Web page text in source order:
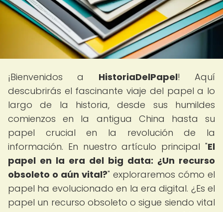
¡Bienvenidos a HistoriaDelPapel! Aquí
descubrirás el fascinante viaje del papel a lo
largo de la historia, desde sus humildes
comienzos en la antigua China hasta su
papel crucial en la revolución de la
información. En nuestro artículo principal "El
papel en la era del big data: ¿Un recurso
obsoleto o aún vital?" exploraremos cómo el
papel ha evolucionado en la era digital. ¿Es el
papel un recurso obsoleto o sigue siendo vital